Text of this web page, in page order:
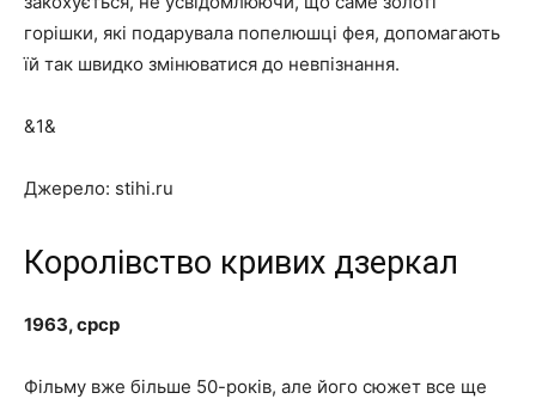
горішки, які подарувала попелюшці фея, допомагають
їй так швидко змінюватися до невпізнання.
&1&
Джерело: stihi.ru
Королівство кривих дзеркал
1963, срср
Фільму вже більше 50-років, але його сюжет все ще